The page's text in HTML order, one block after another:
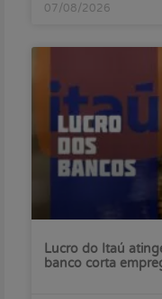
07/08/2026
Lucro do Itaú
banco corta